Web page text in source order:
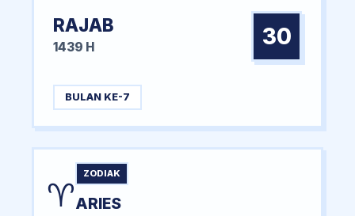
RAJAB
1439 H 30
BULAN KE-7
♈
ZODIAK
ARIES